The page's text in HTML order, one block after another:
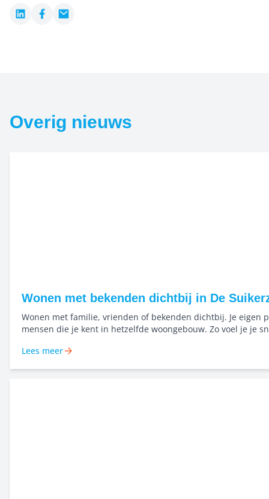
LinkedInFacebook
Email
Overig nieuws
Wonen met bekenden dichtbij in De
Wonen met familie, vrienden of bekenden dichtbij. Je eigen
mensen die je kent in hetzelfde woongebouw. Zo voel je je
naar elkaar omkijken. Niet alleen starten, maar dichtbij
Lees meer